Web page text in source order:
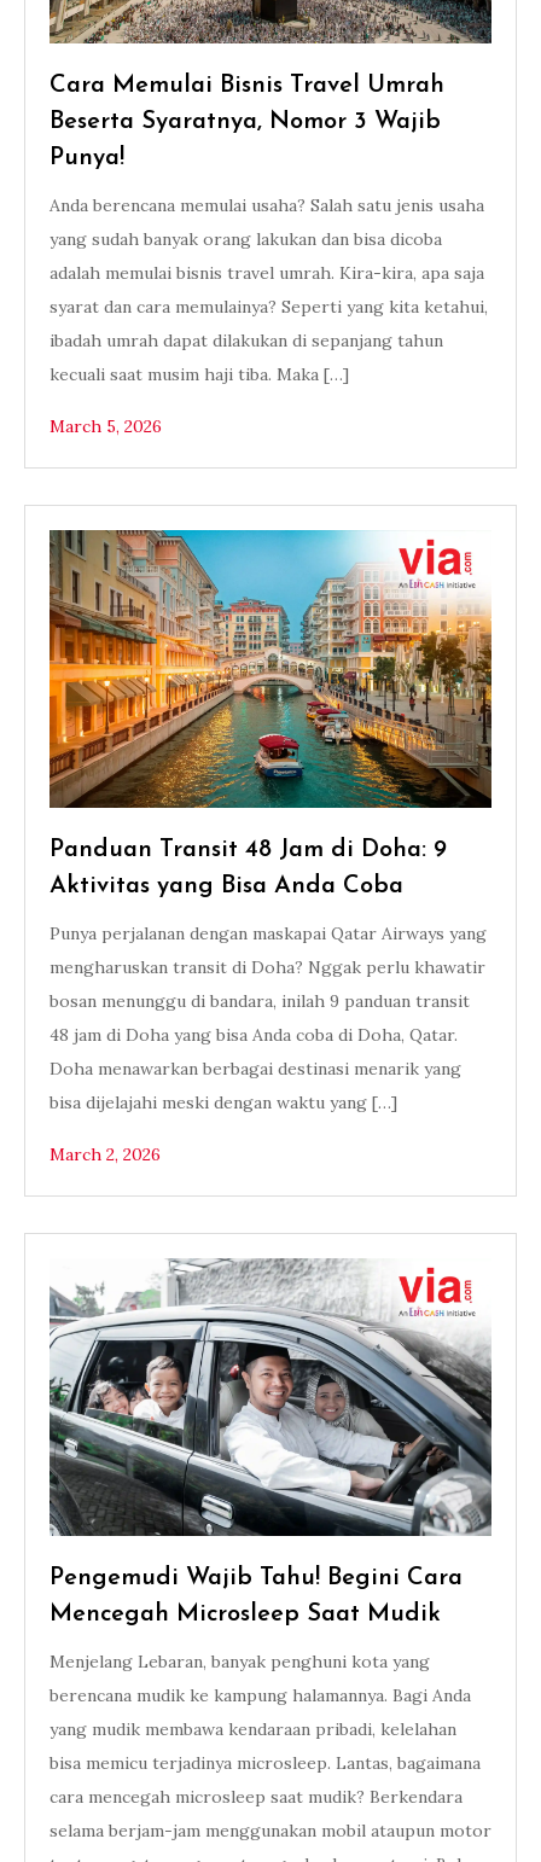
Cara Memulai Bisnis Travel Umrah
Beserta Syaratnya, Nomor 3 Wajib
Punya!
Anda berencana memulai usaha? Salah satu jenis usaha
yang sudah banyak orang lakukan dan bisa dicoba
adalah memulai bisnis travel umrah. Kira-kira, apa saja
syarat dan cara memulainya? Seperti yang kita ketahui,
ibadah umrah dapat dilakukan di sepanjang tahun
kecuali saat musim haji tiba. Maka […]
March 5, 2026
Panduan Transit 48 Jam di Doha: 9
Aktivitas yang Bisa Anda Coba
Punya perjalanan dengan maskapai Qatar Airways yang
mengharuskan transit di Doha? Nggak perlu khawatir
bosan menunggu di bandara, inilah 9 panduan transit
48 jam di Doha yang bisa Anda coba di Doha, Qatar.
Doha menawarkan berbagai destinasi menarik yang
bisa dijelajahi meski dengan waktu yang […]
March 2, 2026
Pengemudi Wajib Tahu! Begini Cara
Mencegah Microsleep Saat Mudik
Menjelang Lebaran, banyak penghuni kota yang
berencana mudik ke kampung halamannya. Bagi Anda
yang mudik membawa kendaraan pribadi, kelelahan
bisa memicu terjadinya microsleep. Lantas, bagaimana
cara mencegah microsleep saat mudik? Berkendara
selama berjam-jam menggunakan mobil ataupun motor